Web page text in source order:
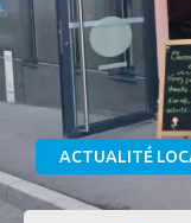
ACTUALITÉ